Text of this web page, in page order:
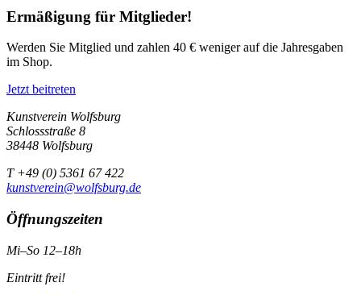
Ermäßigung für Mitglieder!
Werden Sie Mitglied und zahlen 40 € weniger auf die Jahresgaben
im Shop.
Jetzt beitreten
Kunstverein Wolfsburg
Schlossstraße 8
38448 Wolfsburg
T +49 (0) 5361 67 422
kunstverein@wolfsburg.de
Öffnungszeiten
Mi–So 12–18h
Eintritt frei!